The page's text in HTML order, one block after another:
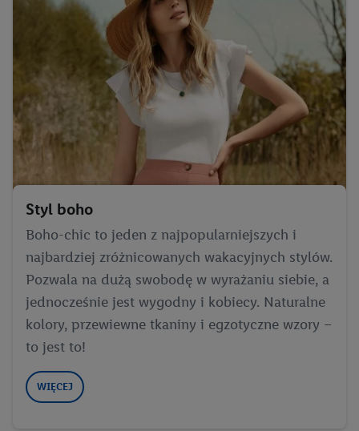
Styl boho
Boho-chic to jeden z najpopularniejszych i
najbardziej zróżnicowanych wakacyjnych stylów.
Pozwala na dużą swobodę w wyrażaniu siebie, a
jednocześnie jest wygodny i kobiecy. Naturalne
kolory, przewiewne tkaniny i egzotyczne wzory –
to jest to!
WIĘCEJ
spersonalizowanych reklam. Wykorzystywanie
ograniczonych danych do wyboru reklam. Rozwój i
ulepszanie usług.
Lista partnerów (dostawców)